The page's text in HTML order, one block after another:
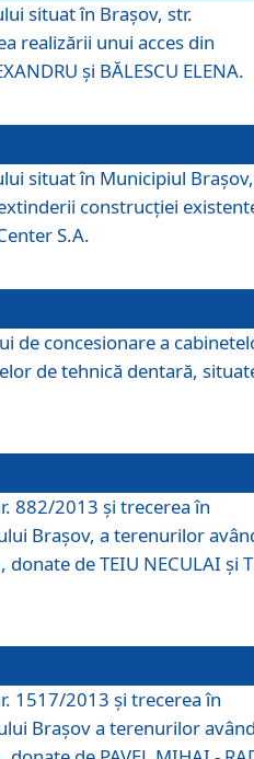
situat în Braşov, str.
realizării unui acces din
şi BĂLESCU ELENA.
situat în Municipiul
construcţiei
S.A.
de concesionare a
de tehnică dentară,
882/2013 şi trecerea în
Braşov, a terenurilor
de TEIU NECULAI şi
1517/2013 şi trecerea în
Braşov a terenurilor